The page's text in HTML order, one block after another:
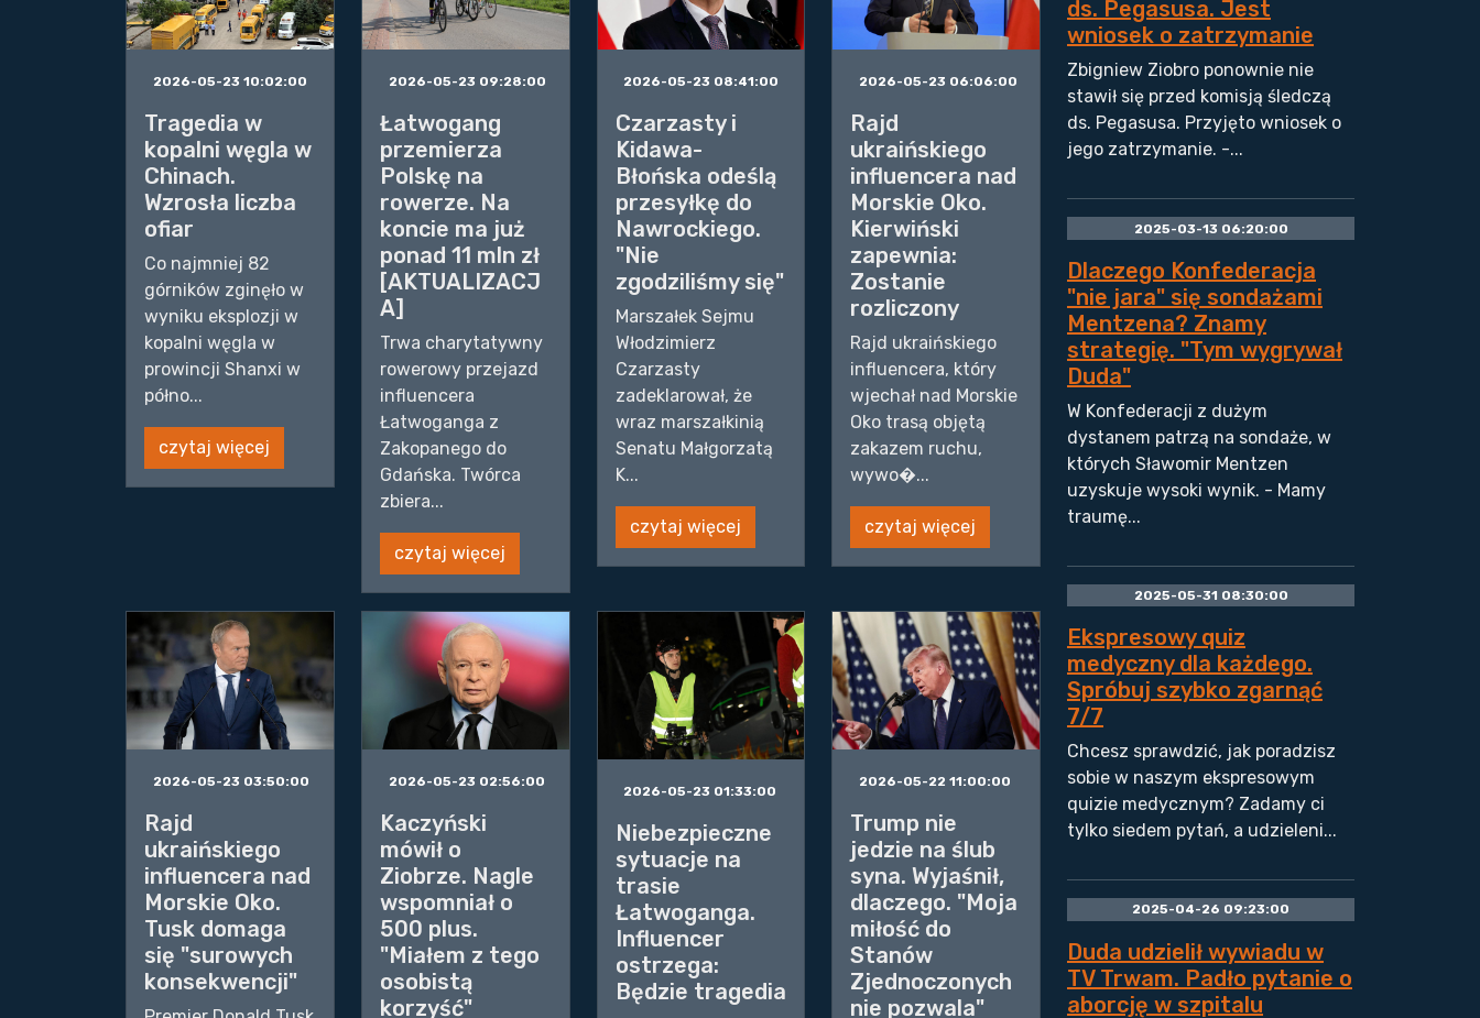
2026-05-23 10:02:00
Tragedia w
kopalni węgla w
Chinach.
Wzrosła liczba
ofiar
Co najmniej 82
górników zginęło w
wyniku eksplozji w
kopalni węgla w
prowincji Shanxi w
półno...
czytaj więcej
2026-05-23 09:28:00
Łatwogang
przemierza
Polskę na
rowerze. Na
koncie ma już
ponad 11 mln zł
[AKTUALIZACJ
A]
Trwa charytatywny
rowerowy przejazd
influencera
Łatwoganga z
Zakopanego do
Gdańska. Twórca
zbiera...
czytaj więcej
2026-05-23 08:41:00
Czarzasty i
Kidawa-
Błońska odeślą
przesyłkę do
Nawrockiego.
"Nie
zgodziliśmy się"
Marszałek Sejmu
Włodzimierz
Czarzasty
zadeklarował, że
wraz marszałkinią
Senatu Małgorzatą
K...
czytaj więcej
2026-05-23 06:06:00
Rajd
ukraińskiego
influencera nad
Morskie Oko.
Kierwiński
zapewnia:
Zostanie
rozliczony
Rajd ukraińskiego
influencera, który
wjechał nad Morskie
Oko trasą objętą
zakazem ruchu,
wywo�...
czytaj więcej
2026-05-23 03:50:00
Rajd
ukraińskiego
influencera nad
Morskie Oko.
Tusk domaga
się "surowych
konsekwencji"
2026-05-23 02:56:00
Kaczyński
mówił o
Ziobrze. Nagle
wspomniał o
500 plus.
"Miałem z tego
osobistą
korzyść"
2026-05-23 01:33:00
Niebezpieczne
sytuacje na
trasie
Łatwoganga.
Influencer
ostrzega:
Będzie tragedia
2026-05-22 11:00:00
Trump nie
jedzie na ślub
syna. Wyjaśnił,
dlaczego. "Moja
miłość do
Stanów
Zjednoczonych
nie pozwala"
ds. Pegasusa. Jest
wniosek o zatrzymanie
Zbigniew Ziobro ponownie nie
stawił się przed komisją śledczą
ds. Pegasusa. Przyjęto wniosek o
jego zatrzymanie. -...
2025-03-13 06:20:00
Dlaczego Konfederacja
"nie jara" się sondażami
Mentzena? Znamy
strategię. "Tym wygrywał
Duda"
W Konfederacji z dużym
dystanem patrzą na sondaże, w
których Sławomir Mentzen
uzyskuje wysoki wynik. - Mamy
traumę...
2025-05-31 08:30:00
Ekspresowy quiz
medyczny dla każdego.
Spróbuj szybko zgarnąć
7/7
Chcesz sprawdzić, jak poradzisz
sobie w naszym ekspresowym
quizie medycznym? Zadamy ci
tylko siedem pytań, a udzieleni...
2025-04-26 09:23:00
Duda udzielił wywiadu w
TV Trwam. Padło pytanie o
aborcję w szpitalu